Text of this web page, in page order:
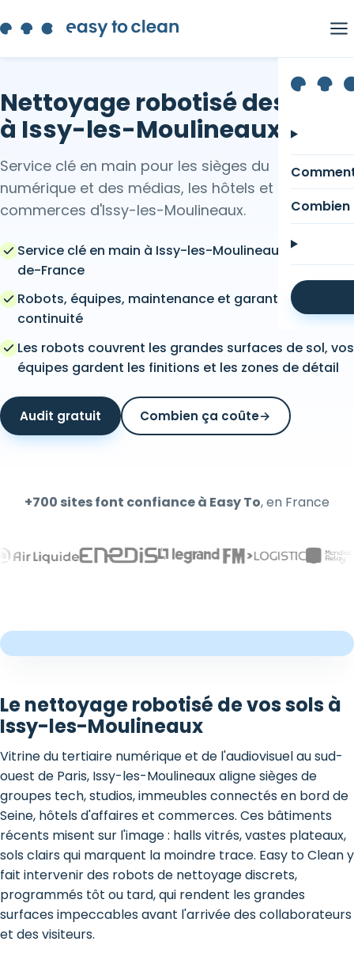
Nettoyage robotisé des sols
à Issy-les-Moulineaux
Service clé en main pour les sièges du
numérique et des médias, les hôtels et
commerces d'Issy-les-Moulineaux.
Service clé en main à Issy-les-Moulineaux et en Île-
de-France
Robots, équipes, maintenance et garantie de
continuité
Les robots couvrent les grandes surfaces de sol, vos
équipes gardent les finitions et les zones de détail
Audit gratuit Combien ça coûte→
+700 sites font confiance à Easy To, en France
Le nettoyage robotisé de vos sols à
Issy-les-Moulineaux
Vitrine du tertiaire numérique et de l'audiovisuel au sud-
ouest de Paris, Issy-les-Moulineaux aligne sièges de
groupes tech, studios, immeubles connectés en bord de
Seine, hôtels d'affaires et commerces. Ces bâtiments
récents misent sur l'image : halls vitrés, vastes plateaux,
sols clairs qui marquent la moindre trace. Easy to Clean y
fait intervenir des robots de nettoyage discrets,
programmés tôt ou tard, qui rendent les grandes
surfaces impeccables avant l'arrivée des collaborateurs
et des visiteurs.